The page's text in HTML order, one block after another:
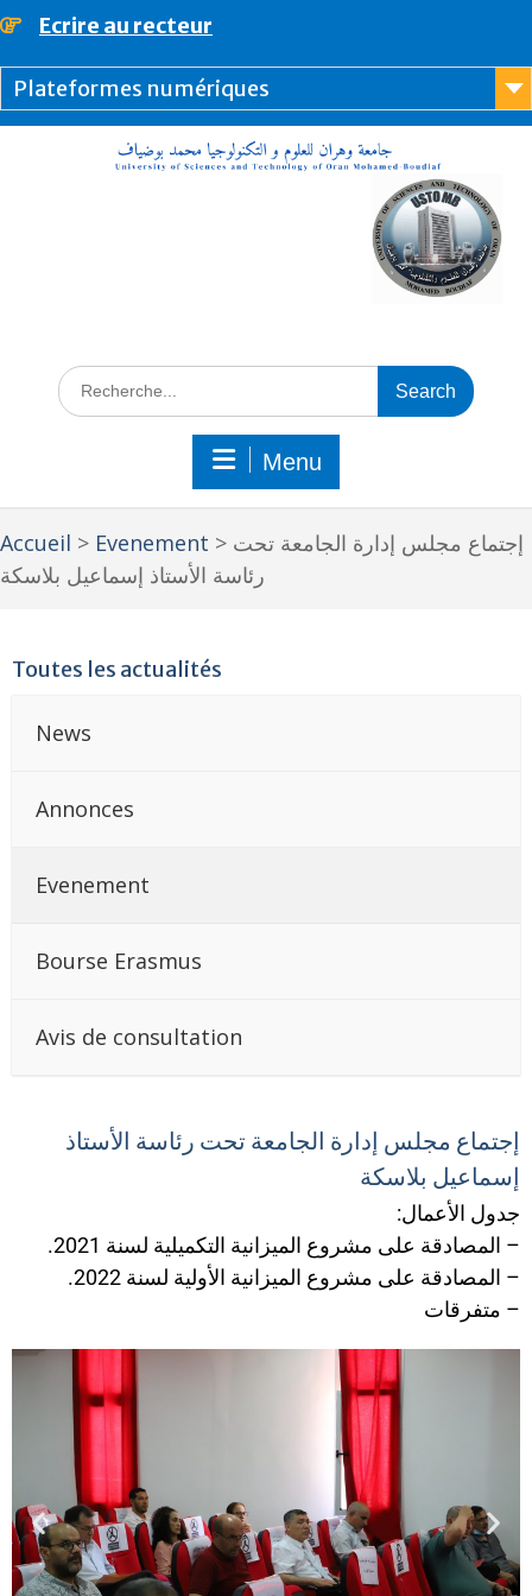
principal
Ecrire au recteur
Plateformes numériques
Menu
Accueil > Evenement > إجتماع مجلس إدارة الجامعة تحت
رئاسة الأستاذ إسماعيل بلاسكة
Toutes les actualités
News
Annonces
Evenement
Bourse Erasmus
Avis de consultation
إجتماع مجلس إدارة الجامعة تحت رئاسة الأستاذ
إسماعيل بلاسكة
جدول الأعمال:
– المصادقة على مشروع الميزانية التكميلية لسنة 2021.
– المصادقة على مشروع الميزانية الأولية لسنة 2022.
– متفرقات